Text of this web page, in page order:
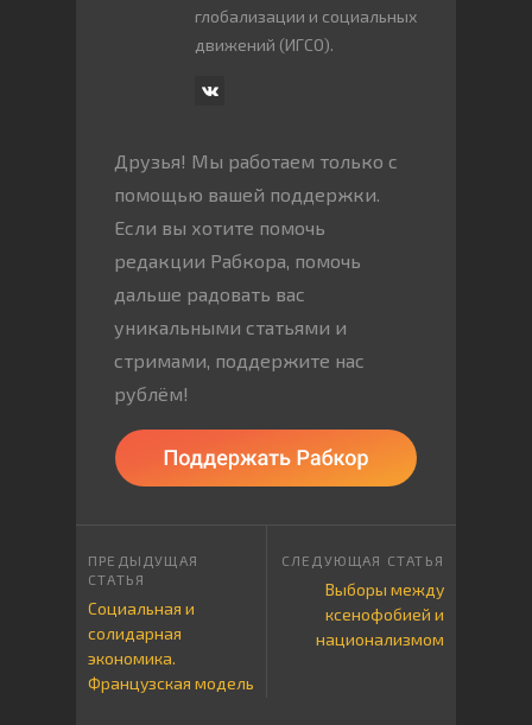
глобализации и социальных
движений (ИГСО).
Друзья! Мы работаем только с
помощью вашей поддержки.
Если вы хотите помочь
редакции Рабкора, помочь
дальше радовать вас
уникальными статьями и
стримами, поддержите нас
рублём!
Социальная и
солидарная
экономика.
Французская модель
Выборы между
ксенофобией и
национализмом